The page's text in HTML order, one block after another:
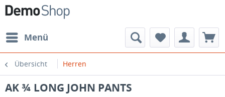
Menü
Übersicht Herren
AK ¾ LONG JOHN PANTS